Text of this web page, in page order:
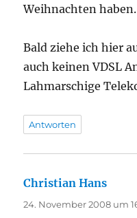
Weihnachten haben.
Bald ziehe ich hier
auch keinen VDSL
Lahmarschige
Antworten
Christian Hans
24. November 2008 um